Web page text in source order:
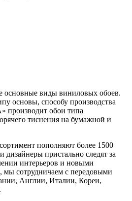
основные виды виниловых обоев.
основы, способу производства
обои типа
тиснения на бумажной и
пополняют более 1500
пристально следят за
интерьеров и новыми
мы сотрудничаем с передовыми
Англии, Италии, Кореи,